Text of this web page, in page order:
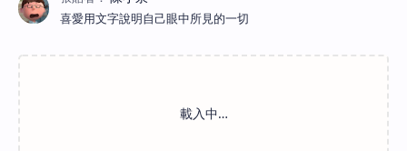
喜愛用文字說明自己眼中所見的一切